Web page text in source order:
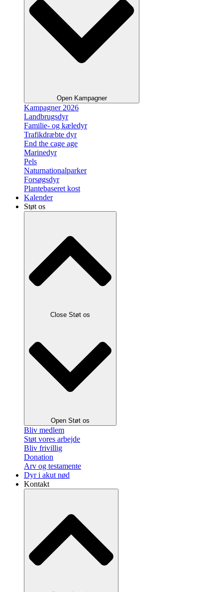
Open Kampagner
Kampagner 2026
Landbrugsdyr
Familie- og kæledyr
Trafikdræbte dyr
End the cage age
Marinedyr
Pels
Naturnationalparker
Forsøgsdyr
Plantebaseret kost
Kalender
Støt os
Close Støt os
Open Støt os
Bliv medlem
Støt vores arbejde
Bliv frivillig
Donation
Arv og testamente
Dyr i akut nød
Kontakt